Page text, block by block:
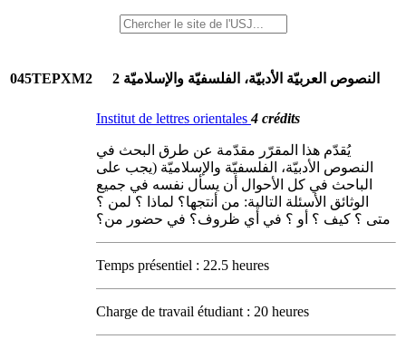
045TEPXM2 النصوص العربيّة الأدبيّة، الفلسفيّة والإسلاميّة 2
Institut de lettres orientales4 crédits
يُقدّم هذا المقرّر مقدّمة عن طرق البحث في
النصوص الأدبيّة، الفلسفيّة والإسلاميّة (يجب على
الباحث في كل الأحوال أن يسأل نفسه في جميع
الوثائق الأسئلة التالية: من أنتجها؟ لماذا ؟ لمن ؟
متى ؟ كيف ؟ أو ؟ في أي ظروف؟ في حضور من؟
Temps présentiel : 22.5 heures
Charge de travail étudiant : 20 heures